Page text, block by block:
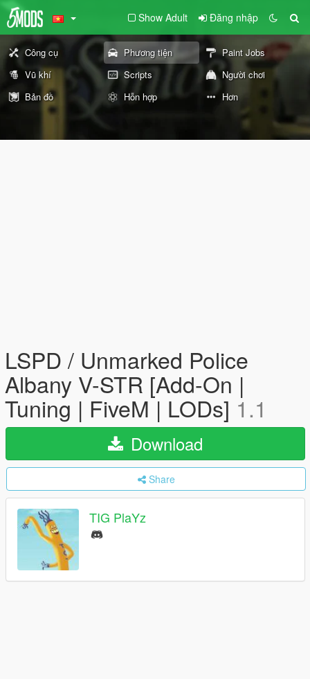
Show Adult Đăng nhập
Công cụ Phương tiện
Paint Jobs
Vũ khí
Scripts
Người chơi
Bản đồ
Hỗn hợp Hơn
LSPD / Unmarked Police
Albany V-STR [Add-On |
Tuning | FiveM | LODs] 1.1
Download
Share
TIG PlaYz